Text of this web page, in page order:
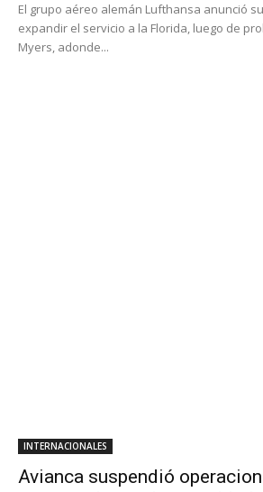
El grupo aéreo alemán Lufthansa anunció
expandir el servicio a la Florida, luego de
Myers, adonde...
INTERNACIONALES
Avianca suspendió